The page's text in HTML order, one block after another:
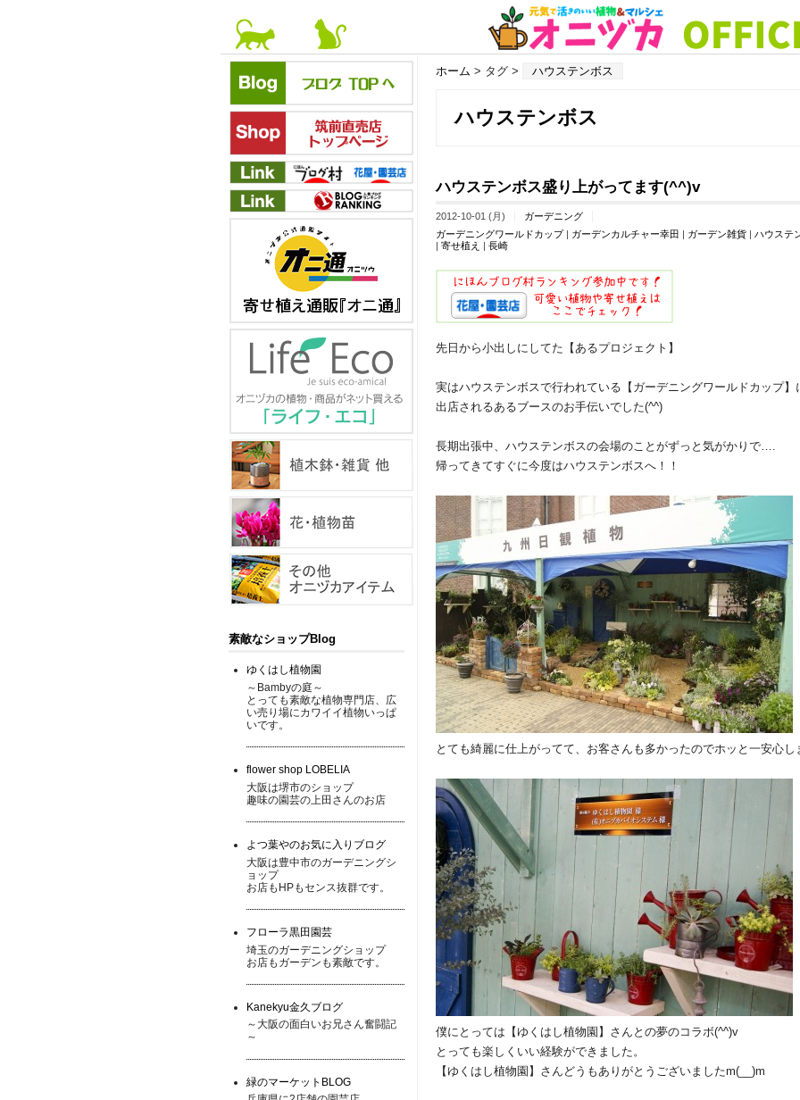
ホーム > タグ > ハウステンボス
ハウステンボス
ハウステンボス盛り上がってます(^^)v
2012-10-01 (月)
ガーデニング
ガーデニングワールドカップ| ガーデンカルチャー幸田 | ガーデン雑貨 | ハウステ
| 寄せ植え | 長崎
先日から小出しにしてた【あるプロジェクト】
実はハウステンボスで行われている【ガーデニングワールドカップ】
出店されるあるブースのお手伝いでした(^^)
長期出張中、ハウステンボスの会場のことがずっと気がかりで….
帰ってきてすぐに今度はハウステンボスへ！！
とても綺麗に仕上がってて、お客さんも多かったのでホッと一安心し
僕にとっては【ゆくはし植物園】さんとの夢のコラボ(^^)v
とっても楽しくいい経験ができました。
【ゆくはし植物園】さんどうもありがとうございましたm(__)m
素敵なショップBlog
ゆくはし植物園
～Bambyの庭～
とっても素敵な植物専門店、広
い売り場にカワイイ植物いっぱ
いです。
flower shop LOBELIA
大阪は堺市のショップ
趣味の園芸の上田さんのお店
よつ葉やのお気に入りブログ
大阪は豊中市のガーデニングシ
ョップ
お店もHPもセンス抜群です。
フローラ黒田園芸
埼玉のガーデニングショップ
お店もガーデンも素敵です。
Kanekyu金久ブログ
～大阪の面白いお兄さん奮闘記
～
緑のマーケットBLOG